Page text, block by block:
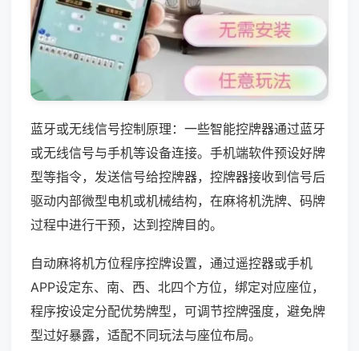
蓝牙或无线信号控制原理：一些智能控牌器通过蓝牙
或无线信号与手机等设备连接。手机端软件预设好牌
型等指令，发送信号给控牌器，控牌器接收到信号后
驱动内部微型电机或机械结构，在麻将机洗牌、码牌
过程中进行干预，达到控牌目的。
自动麻将机方位程序控牌设置，通过遥控器或手机
APP设定东、南、西、北四个方位，绑定对应座位，
程序按设定分配优势牌型，可调节控牌强度，避免牌
型过好暴露，适配不同玩法与座位布局。